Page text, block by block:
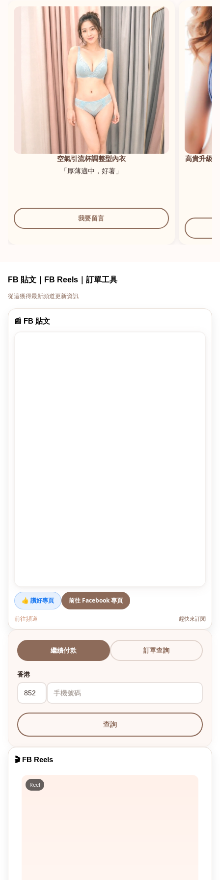
空氣引流杯調整型內衣
「厚薄適中，好著」
我要留言
高貴升級
FB 貼文｜FB Reels｜訂單工具
從這獲得最新頻道更新資訊
📰 FB 貼文
👍 讚好專頁 前往 Facebook 專頁
前往頻道 趕快來訂閱
繼續付款 訂單查詢
香港
查詢
🎬 FB Reels
Reel
港澳中文
English